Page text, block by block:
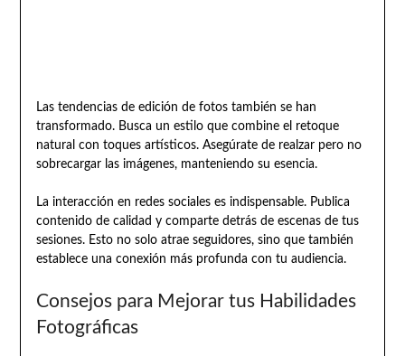
Las tendencias de edición de fotos también se han
transformado. Busca un estilo que combine el retoque
natural con toques artísticos. Asegúrate de realzar pero no
sobrecargar las imágenes, manteniendo su esencia.
La interacción en redes sociales es indispensable. Publica
contenido de calidad y comparte detrás de escenas de tus
sesiones. Esto no solo atrae seguidores, sino que también
establece una conexión más profunda con tu audiencia.
Consejos para Mejorar tus Habilidades
Fotográficas